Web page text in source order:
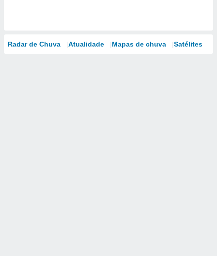
Radar de Chuva Atualidade Mapas de chuva Satélites